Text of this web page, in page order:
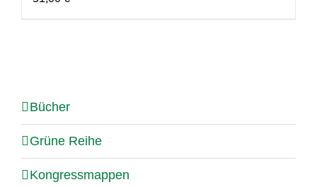
Bücher
Grüne Reihe
Kongressmappen